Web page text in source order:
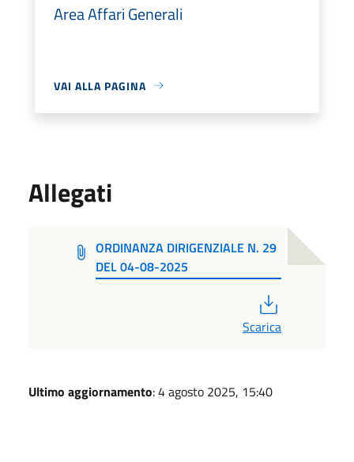
Area Affari Generali
VAI ALLA PAGINA
Allegati
ORDINANZA DIRIGENZIALE N. 29
DEL 04-08-2025
Scarica
Ultimo aggiornamento: 4 agosto 2025, 15:40